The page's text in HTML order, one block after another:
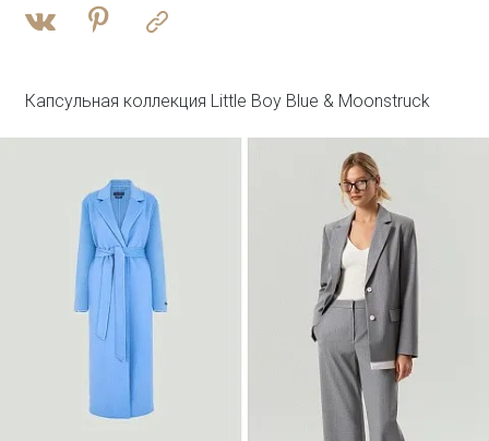
Однобортный жакет с замшевой вставкой
Пальто-халат из шерсти
R117/pesche
SALE
Платье-рубашка макси с принтом
Капсульная коллекция Little Boy Blue & Moonstruck